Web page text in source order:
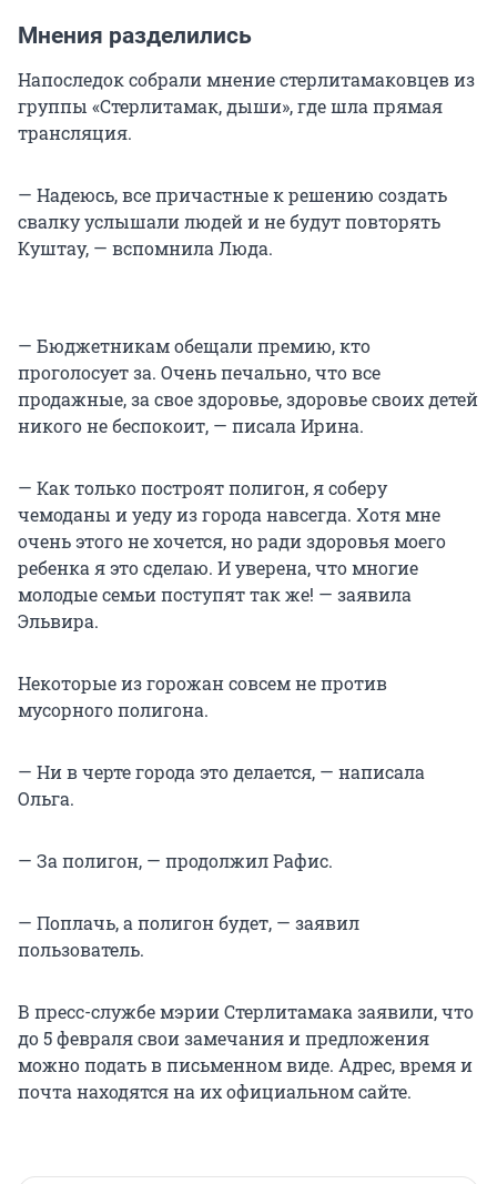
Мнения разделились
Напоследок собрали мнение стерлитамаковцев из
группы «Стерлитамак, дыши», где шла прямая
трансляция.
— Надеюсь, все причастные к решению создать
свалку услышали людей и не будут повторять
Куштау, — вспомнила Люда.
— Бюджетникам обещали премию, кто
проголосует за. Очень печально, что все
продажные, за свое здоровье, здоровье своих детей
никого не беспокоит, — писала Ирина.
— Как только построят полигон, я соберу
чемоданы и уеду из города навсегда. Хотя мне
очень этого не хочется, но ради здоровья моего
ребенка я это сделаю. И уверена, что многие
молодые семьи поступят так же! — заявила
Эльвира.
Некоторые из горожан совсем не против
мусорного полигона.
— Ни в черте города это делается, — написала
Ольга.
— За полигон, — продолжил Рафис.
— Поплачь, а полигон будет, — заявил
пользователь.
В пресс-службе мэрии Стерлитамака заявили, что
до 5 февраля свои замечания и предложения
можно подать в письменном виде. Адрес, время и
почта находятся на их официальном сайте.